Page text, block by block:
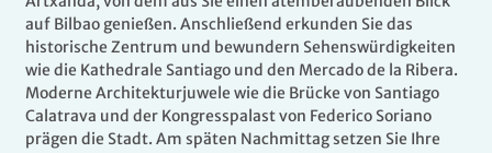
auf Bilbao genießen. Anschließend erkunden Sie das
historische Zentrum und bewundern Sehenswürdigkeiten
wie die Kathedrale Santiago und den Mercado de la Ribera.
Moderne Architekturjuwele wie die Brücke von Santiago
Calatrava und der Kongresspalast von Federico Soriano
prägen die Stadt. Am späten Nachmittag setzen Sie Ihre